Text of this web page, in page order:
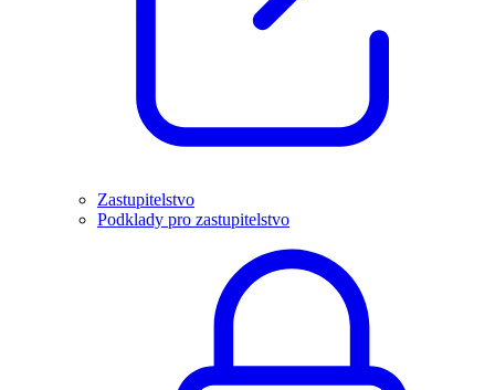
Zastupitelstvo
Podklady pro zastupitelstvo